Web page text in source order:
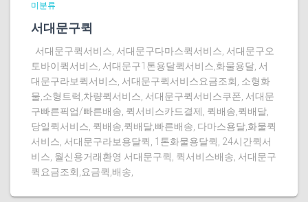
미분류
서대문구퀵
서대문구퀵서비스, 서대문구다마스퀵서비스, 서대문구오
토바이퀵서비스, 서대문구1톤용달퀵서비스,화물용달, 서
대문구라보퀵서비스, 서대문구퀵서비스요금조회, 소형화
물,소형트럭,차량퀵서비스, 서대문구퀵서비스쿠폰, 서대문
구빠른픽업/빠른배송, 퀵서비스카드결제, 퀵배송,퀵배달,
당일퀵서비스, 퀵배송,퀵배달,빠른배송, 다마스용달,화물퀵
서비스, 서대문구라보용달퀵, 1톤화물용달퀵, 24시간퀵서
비스, 월신용거래환영 서대문구퀵, 퀵서비스배송, 서대문구
퀵요금조회,요금퀵,배송,